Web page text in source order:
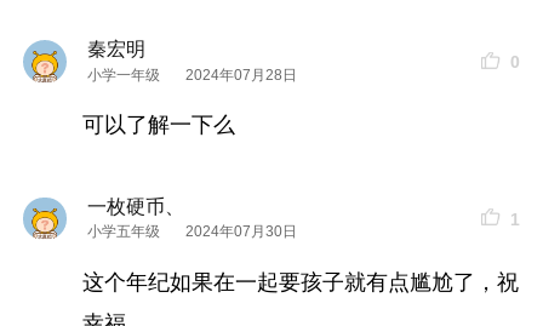
秦宏明
小学一年级 2024年07月28日
0
可以了解一下么
一枚硬币、
小学五年级 2024年07月30日
1
这个年纪如果在一起要孩子就有点尴尬了，祝